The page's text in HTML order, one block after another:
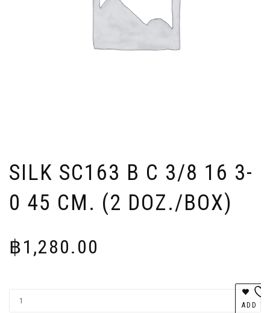
SILK SC163 B C 3/8 16 3-
0 45 CM. (2 DOZ./BOX)
฿1,280.00
ADD